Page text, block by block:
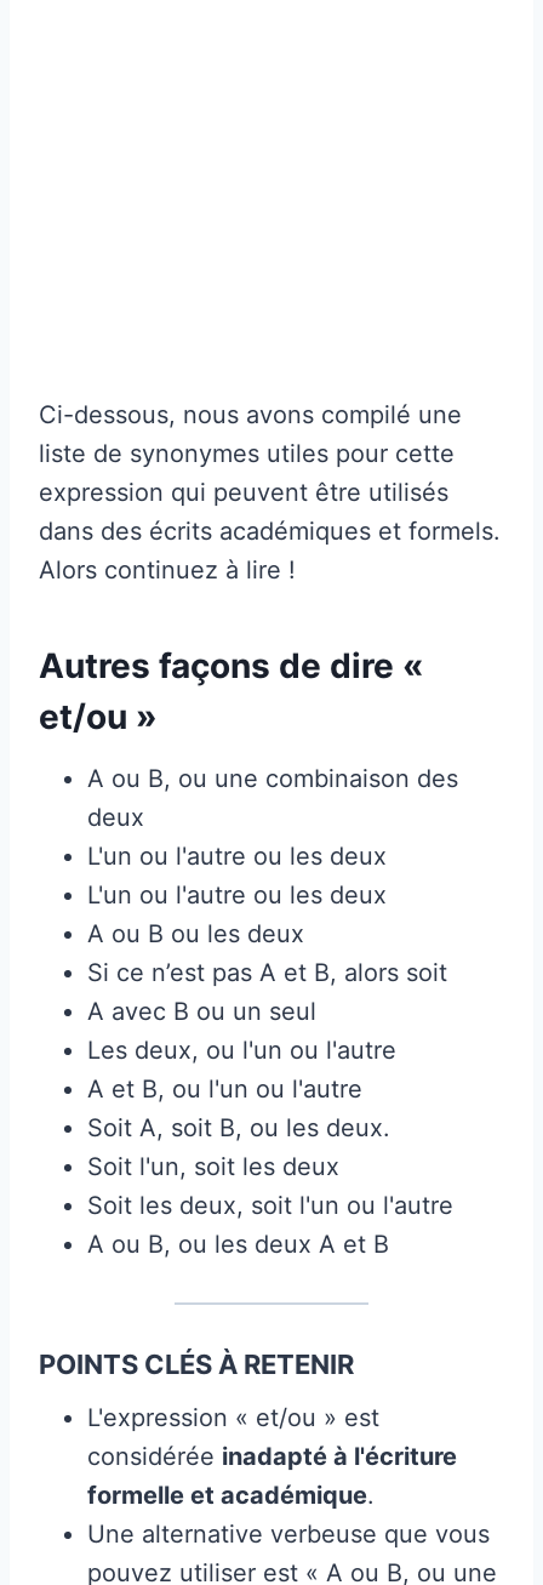
Ci-dessous, nous avons compilé une
liste de synonymes utiles pour cette
expression qui peuvent être utilisés
dans des écrits académiques et formels.
Alors continuez à lire !
Autres façons de dire «
et/ou »
A ou B, ou une combinaison des
deux
L'un ou l'autre ou les deux
L'un ou l'autre ou les deux
A ou B ou les deux
Si ce n’est pas A et B, alors soit
A avec B ou un seul
Les deux, ou l'un ou l'autre
A et B, ou l'un ou l'autre
Soit A, soit B, ou les deux.
Soit l'un, soit les deux
Soit les deux, soit l'un ou l'autre
A ou B, ou les deux A et B
POINTS CLÉS À RETENIR
L'expression « et/ou » est
considérée inadapté à l'écriture
formelle et académique.
Une alternative verbeuse que vous
pouvez utiliser est « A ou B, ou une